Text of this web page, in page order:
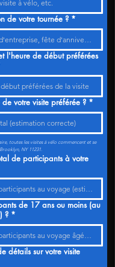
de votre tournée ? *
l'heure de début préférées
votre visite préférée ? *
toutes les visites à vélo commencent et se
NY 11231.
de participants à votre
de 17 ans ou moins (au
? *
détails sur votre visite